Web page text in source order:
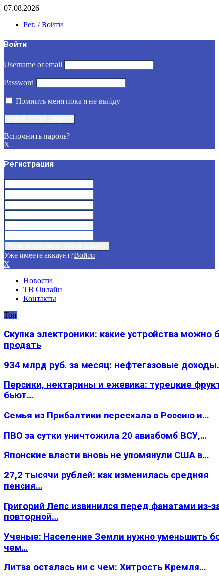
07.08.2026
Рег. / Войти
Войти
Username or email
Password
Помнить меня пока я не выйду
Вспомнить пароль?
X
Регистрация
Уже имеете аккаунт?Войти
X
Новости
ТВ Онлайн
Контакты
Топ
Скупка электроники: какие устройства можно
продать
934 млрд руб. за месяц: нефтегазовые
Персики, нектарины и ежевика: турецкие
бьют…
Семья из Прибалтики переехала в Россию и…
ПВО за сутки уничтожила 20 авиабомб ВСУ,…
Японские власти вновь не упомянули США в…
27,2 тысячи рублей: как изменилась средняя
пенсия…
Григорий Лепс извинился перед фанатами из-
повторной…
Ученые: Население Земли нужно уменьшить
чем…
Литва осталась ни с чем: Хитрость Кремля…